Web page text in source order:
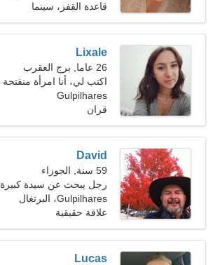
(127 رطلا)
قاعدة القفز، سينما
Lixale
26 عاما, برج العقرب
اكتب لي، أنا امرأة منفتحة
Gulpilhares
قران
David
59 سنة, الجوزاء
رجل يبحث عن سيدة كبيرة
48-57
Gulpilhares، البرتغال
علاقة حقيقية
Lucas